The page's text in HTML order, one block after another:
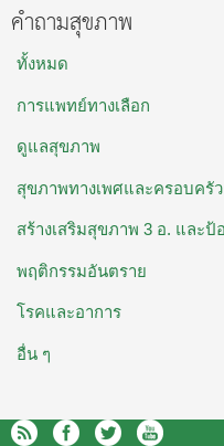
คำถามสุขภาพ
ทั้งหมด
การแพทย์ทางเลือก
ดูแลสุขภาพ
สุขภาพทางเพศและครอบครัว
สร้างเสริมสุขภาพ 3 อ. และป้
พฤติกรรมอันตราย
โรคและอาการ
อื่น ๆ